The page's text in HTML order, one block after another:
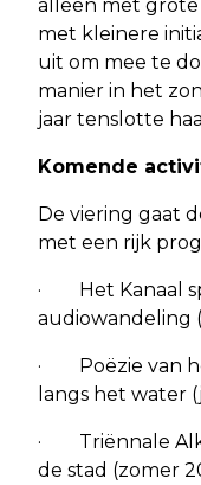
alleen met grote
met kleinere
uit om mee te
manier in het
jaar tenslotte
Komende
De viering gaat
met een rijk
· Het Kanaal
audiowandeling
· Poëzie van
langs het water
· Triënnale
de stad (zomer